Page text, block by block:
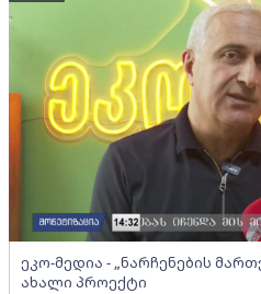
ეკო-მედია - „ნარჩენების
ახალი პროექტი